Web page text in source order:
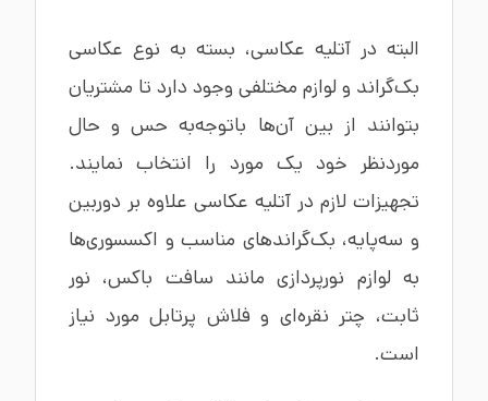
البته در آتلیه عکاسی، بسته به نوع عکاسی
بک‌گراند و لوازم مختلفی وجود دارد تا مشتریان
بتوانند از بین آن‌ها باتوجه‌به حس و حال
موردنظر خود یک مورد را انتخاب نمایند.
تجهیزات لازم در آتلیه عکاسی علاوه بر دوربین
و سه‌پایه، بک‌گراندهای مناسب و اکسسوری‌ها
به لوازم نورپردازی مانند سافت باکس، نور
ثابت، چتر نقره‌ای و فلاش پرتابل مورد نیاز
است.